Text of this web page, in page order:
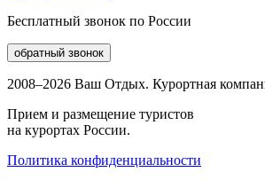
Бесплатный звонок по России
обратный звонок
2008–2026 Ваш Отдых. Курортная
Прием и размещение туристов
на курортах России.
Политика конфиденциальности